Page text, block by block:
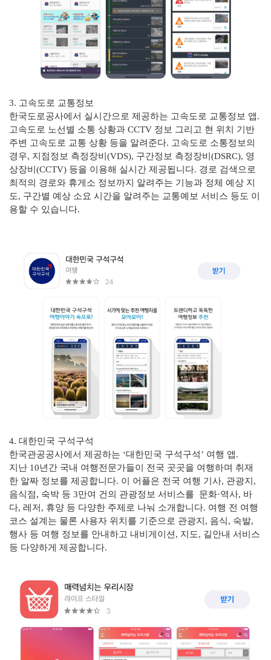
3. 고속도로 교통정보
한국도로공사에서 실시간으로 제공하는 고속도로 교통정보 앱.
고속도로 노선별 소통 상황과 CCTV 정보 그리고 현 위치 기반
주변 고속도로 교통 상황 등을 알려준다. 고속도로 소통정보의
경우, 지점정보 측정장비(VDS), 구간정보 측정장비(DSRC), 영
상장비(CCTV) 등을 이용해 실시간 제공됩니다. 경로 검색으로
최적의 경로와 휴게소 정보까지 알려주는 기능과 정체 예상 지
도, 구간별 예상 소요 시간을 알려주는 교통예보 서비스 등도 이
용할 수 있습니다.
4. 대한민국 구석구석
한국관공공사에서 제공하는 ‘대한민국 구석구석’ 여행 앱.
지난 10년간 국내 여행전문가들이 전국 곳곳을 여행하며 취재
한 알짜 정보를 제공합니다. 이 어플은 전국 여행 기사, 관광지,
음식점, 숙박 등 3만여 건의 관광정보 서비스를 문화·역사, 바
다, 레저, 휴양 등 다양한 주제로 나눠 소개합니다. 여행 전 여행
코스 설계는 물론 사용자 위치를 기준으로 관광지, 음식, 숙발,
행사 등 여행 정보를 안내하고 내비게이션, 지도, 길안내 서비스
등 다양하게 제공합니다.